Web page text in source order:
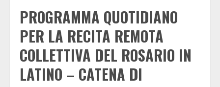
PROGRAMMA QUOTIDIANO
PER LA RECITA REMOTA
COLLETTIVA DEL ROSARIO IN
LATINO – CATENA DI